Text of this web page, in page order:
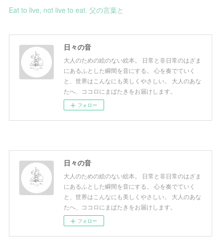
Eat to live, not live to eat. 父の言葉と
日々の音
大人のための絵のない絵本。 日常と非日常のはざま
にあるふとした瞬間を音にする。 心を奏でていく
と、世界はこんなにも美しくやさしい。 大人のあな
たへ、ココロにまばたきをお届けします。
フォロー
日々の音
大人のための絵のない絵本。 日常と非日常のはざま
にあるふとした瞬間を音にする。 心を奏でていく
と、世界はこんなにも美しくやさしい。 大人のあな
たへ、ココロにまばたきをお届けします。
フォロー